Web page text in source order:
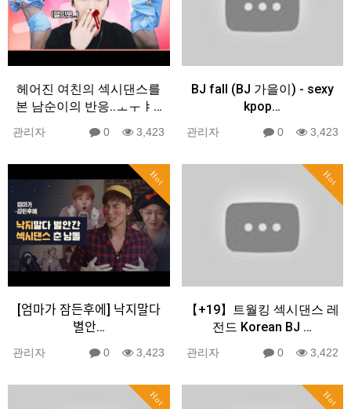
헤어진 여친의 섹시댄스를
본 남순이의 반응..ㅗㅜㅑ…
관리자 0 3,423
BJ fall (BJ 가을이) - sexy
kpop…
관리자 0 3,423
Hot
[엄마가 잠든후에] 낙지말다
별안…
관리자 0 3,423
Hot
【+19】트월킹 섹시댄스 레
전드 Korean BJ …
관리자 0 3,422
Hot Hot